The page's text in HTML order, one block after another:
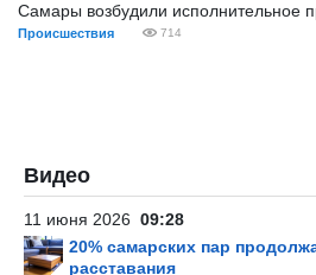
Самары возбудили исполнительное
Происшествия 714
Видео
11 июня 2026 09:28
20% самарских пар
расставания